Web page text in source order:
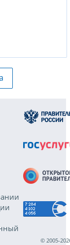
© 2005-